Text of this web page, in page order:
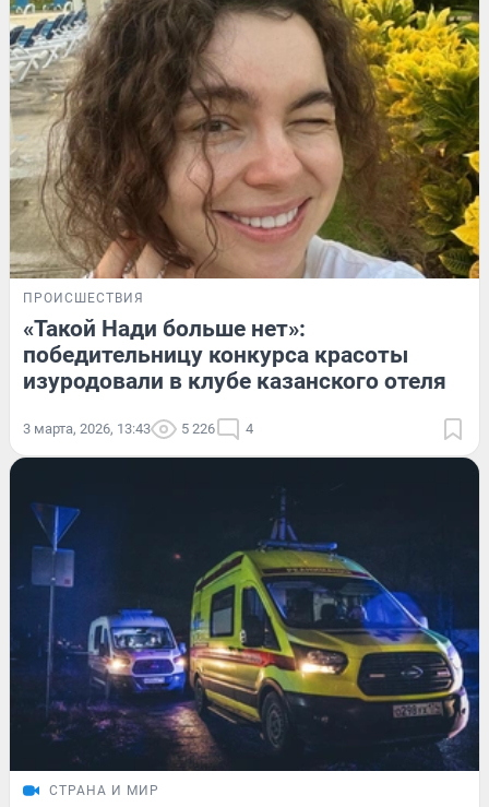
ПРОИСШЕСТВИЯ
«Такой Нади больше нет»:
победительницу конкурса красоты
изуродовали в клубе казанского отеля
3 марта, 2026, 13:43 5 226 4
СТРАНА И МИР